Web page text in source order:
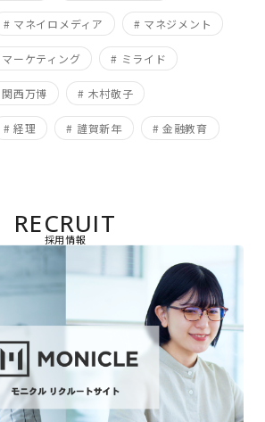
# マネイロメディア # マネジメント
ーケティング # ミライド
西万博 # 木村敬子
# 経理 # 謹賀新年 # 金融教育
RECRUIT
採用情報